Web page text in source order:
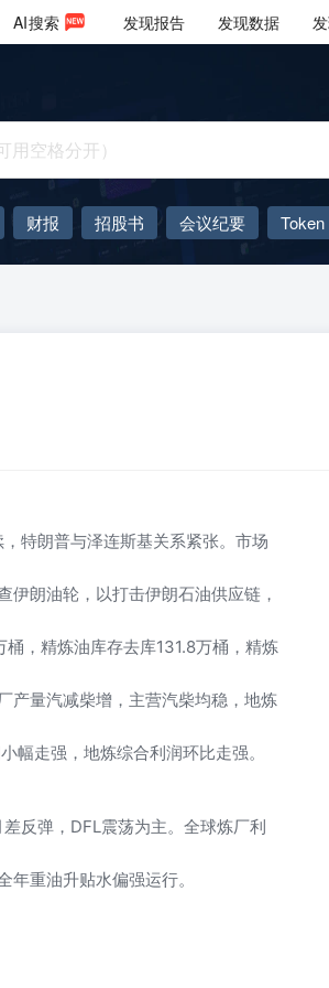
AI搜索 发现报告 发现数据
财报 招股书 会议纪要 Token
AIGC
大模型
特朗普与泽连斯基关系紧张。市场
伊朗油轮，以打击伊朗石油供应链，
，精炼油库存去库131.8万桶，精炼
产量汽减柴增，主营汽柴均稳，地炼
幅走强，地炼综合利润环比走强。
反弹，DFL震荡为主。全球炼厂利
年重油升贴水偏强运行。
0.85 70.04 69.30 66.31 228.72 21.12 219.42